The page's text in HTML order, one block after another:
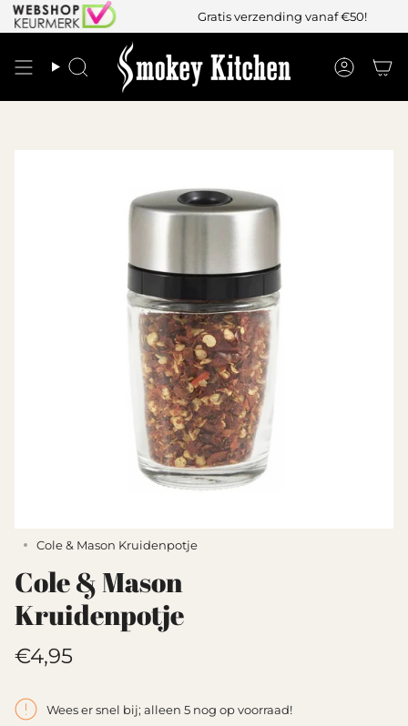
Gratis verzending vanaf €50!
Cole & Mason Kruidenpotje
Cole & Mason
Kruidenpotje
Translation
€4,95
Wees er snel bij; alleen 5 nog op voorraad!